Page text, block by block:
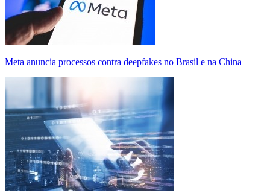
Meta anuncia processos contra deepfakes no Brasil e na China